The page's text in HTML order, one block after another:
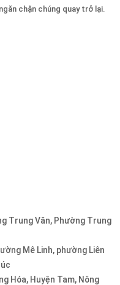
chặn chúng quay trở lại.
Trung Văn, Phường Trung
Mê Linh, phường Liên
Hóa, Huyện Tam, Nông